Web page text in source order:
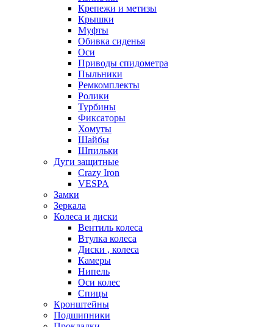
Крепежи и метизы
Крышки
Муфты
Обивка сиденья
Оси
Приводы спидометра
Пыльники
Ремкомплекты
Ролики
Турбины
Фиксаторы
Хомуты
Шайбы
Шпильки
Дуги защитные
Crazy Iron
VESPA
Замки
Зеркала
Колеса и диски
Вентиль колеса
Втулка колеса
Диски , колеса
Камеры
Нипель
Оси колес
Спицы
Кронштейны
Подшипники